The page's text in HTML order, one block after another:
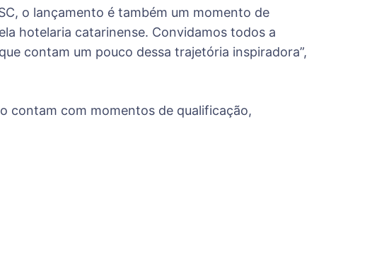
o lançamento é também um momento de
hotelaria catarinense. Convidamos todos a
contam um pouco dessa trajetória inspiradora”,
contam com momentos de qualificação,